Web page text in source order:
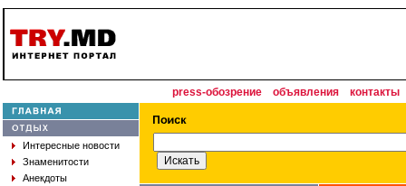
press-обозрение объявления контакты
Интересные новости
Знаменитости
Анекдоты